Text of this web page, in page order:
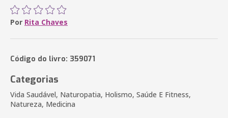
Por Rita Chaves
Código do livro: 359071
Categorias
Vida Saudável, Naturopatia, Holismo, Saúde E Fitness,
Natureza, Medicina